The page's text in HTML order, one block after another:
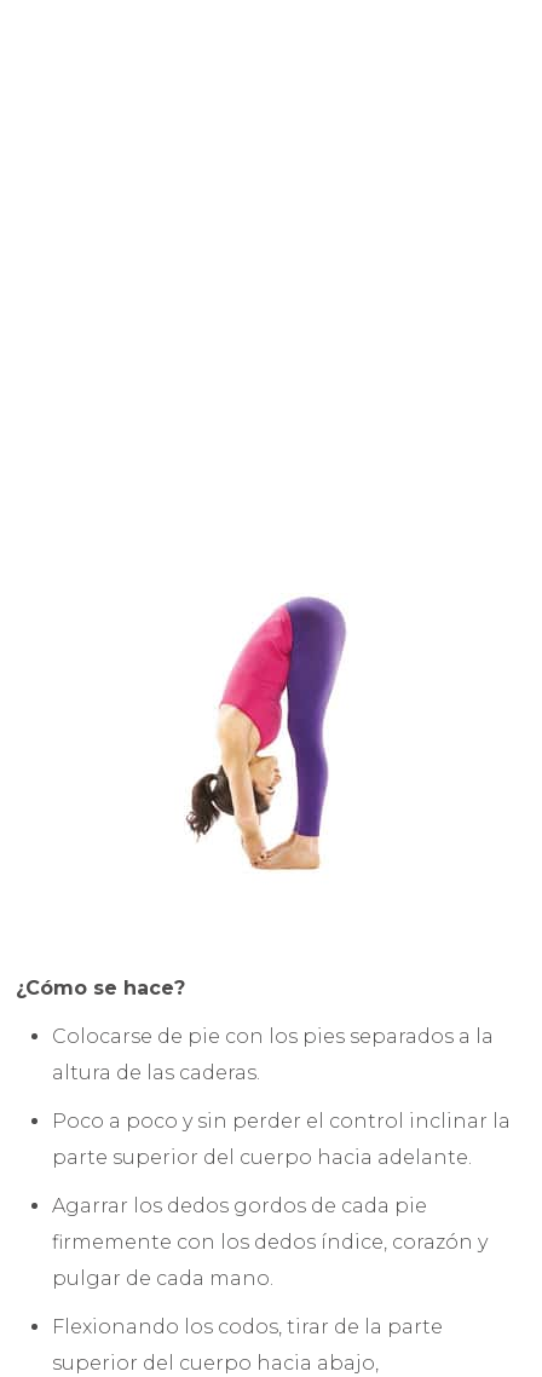
¿Cómo se hace?
Colocarse de pie con los pies separados a la
altura de las caderas.
Poco a poco y sin perder el control inclinar la
parte superior del cuerpo hacia adelante.
Agarrar los dedos gordos de cada pie
firmemente con los dedos índice, corazón y
pulgar de cada mano.
Flexionando los codos, tirar de la parte
superior del cuerpo hacia abajo,